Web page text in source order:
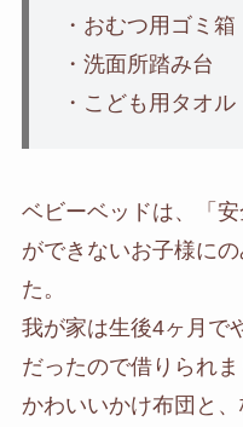
・おむつ用ゴミ箱
・洗面所踏み台
・こども用タオル
ベビーベッドは、「
ができないお子様に
た。
我が家は生後4ヶ月で
だったので借りられま
かわいいかけ布団と